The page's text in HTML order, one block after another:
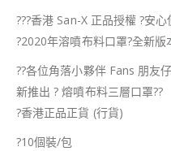
???香港 San-X 正品授權?安心
?2020年溶噴布料口罩?全新版
??各位角落小夥伴 Fans 朋友
新推出? 熔噴布料三層口罩??
?香港正品正貨 (行貨)
?10個裝/包